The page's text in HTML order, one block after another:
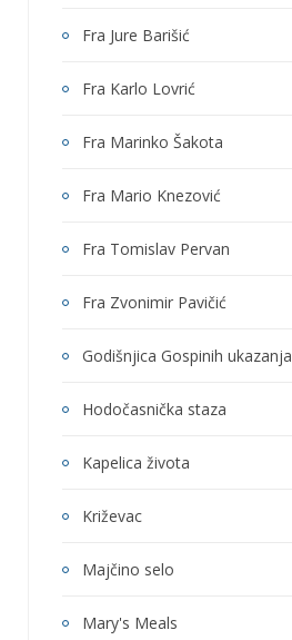
Fra Jure Barišić
Fra Karlo Lovrić
Fra Marinko Šakota
Fra Mario Knezović
Fra Tomislav Pervan
Fra Zvonimir Pavičić
Godišnjica Gospinih ukazanja
Hodočasnička staza
Kapelica života
Križevac
Majčino selo
Mary's Meals